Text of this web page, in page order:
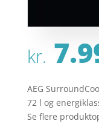
kr.
AEG
72 l og
Se flere